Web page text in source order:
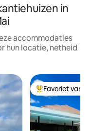
in
accommodaties
hun locatie, netheid
Topfavoriet van
Favoriet van